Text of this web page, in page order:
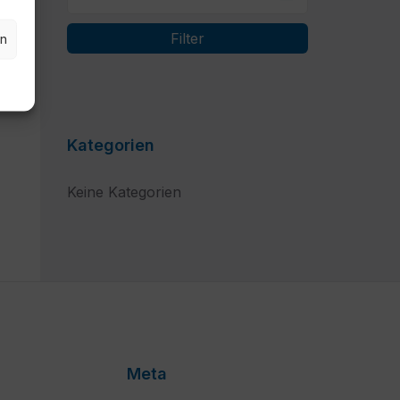
Filter
Kategorien
Keine Kategorien
Meta